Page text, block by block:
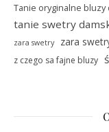
Tanie oryginalne bluzy
tanie swetry
zara swetry zara
z czego sa fajne bluzy